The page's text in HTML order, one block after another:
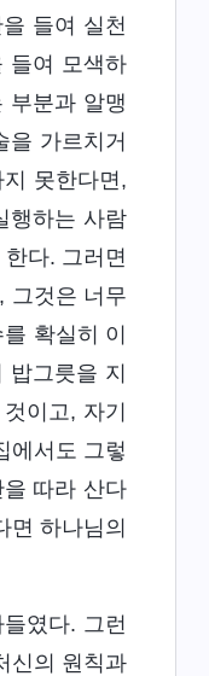
들여 실천
들여 모색하
부분과 알맹
가르치거
못한다면,
행하는 사람
다. 그러면
그것은 너무
확실히 이
그릇을 지
이고, 자기
에서도 그렇
따라 산다
하나님의
였다. 그런
신의 원칙과